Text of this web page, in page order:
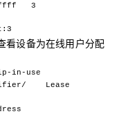
ffff 3
看设备为在线用户分配
in-use
Lease